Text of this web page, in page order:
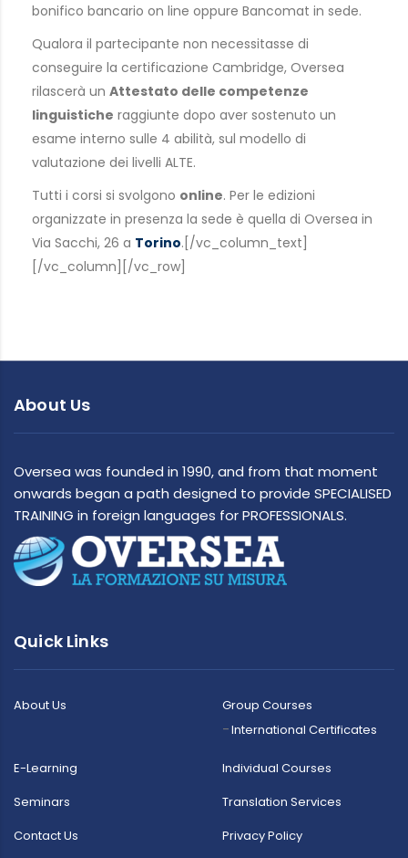
bonifico bancario on line oppure Bancomat in sede.
Qualora il partecipante non necessitasse di
conseguire la certificazione Cambridge, Oversea
rilascerà un Attestato delle competenze
linguistiche raggiunte dopo aver sostenuto un
esame interno sulle 4 abilità, sul modello di
valutazione dei livelli ALTE.
Tutti i corsi si svolgono online. Per le edizioni
organizzate in presenza la sede è quella di Oversea in
Via Sacchi, 26 a Torino.[/vc_column_text]
[/vc_column][/vc_row]
About Us
Oversea was founded in 1990, and from that moment
onwards began a path designed to provide SPECIALISED
TRAINING in foreign languages for PROFESSIONALS.
Quick Links
About Us
Group Courses
International Certificates
E-Learning
Individual Courses
Seminars
Translation Services
Contact Us
Privacy Policy